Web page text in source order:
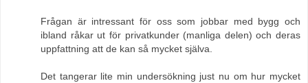
Frågan är intressant för oss som jobbar med bygg och
ibland råkar ut för privatkunder (manliga delen) och deras
uppfattning att de kan så mycket själva.
Det tangerar lite min undersökning just nu om hur mycket